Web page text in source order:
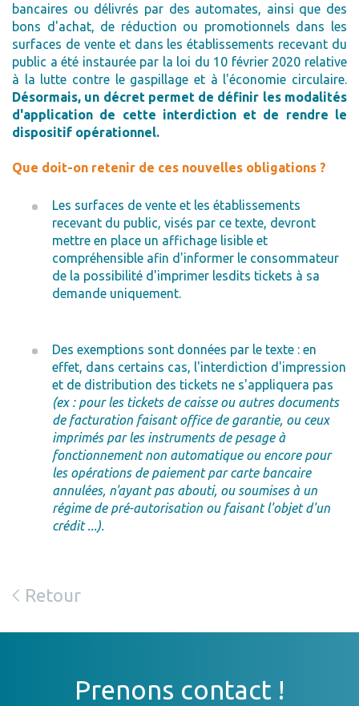
bancaires ou délivrés par des automates, ainsi que des
bons d'achat, de réduction ou promotionnels dans les
surfaces de vente et dans les établissements recevant du
public a été instaurée par la loi du 10 février 2020 relative
à la lutte contre le gaspillage et à l'économie circulaire.
Désormais, un décret permet de définir les modalités
d'application de cette interdiction et de rendre le
dispositif opérationnel.
Que doit-on retenir de ces nouvelles obligations ?
Les surfaces de vente et les établissements
recevant du public, visés par ce texte, devront
mettre en place un affichage lisible et
compréhensible afin d'informer le consommateur
de la possibilité d'imprimer lesdits tickets à sa
demande uniquement.
Des exemptions sont données par le texte : en
effet, dans certains cas, l'interdiction d'impression
et de distribution des tickets ne s'appliquera pas
(ex : pour les tickets de caisse ou autres documents
de facturation faisant office de garantie, ou ceux
imprimés par les instruments de pesage à
fonctionnement non automatique ou encore pour
les opérations de paiement par carte bancaire
annulées, n'ayant pas abouti, ou soumises à un
régime de pré-autorisation ou faisant l'objet d'un
crédit ...).
Retour
Prenons contact !